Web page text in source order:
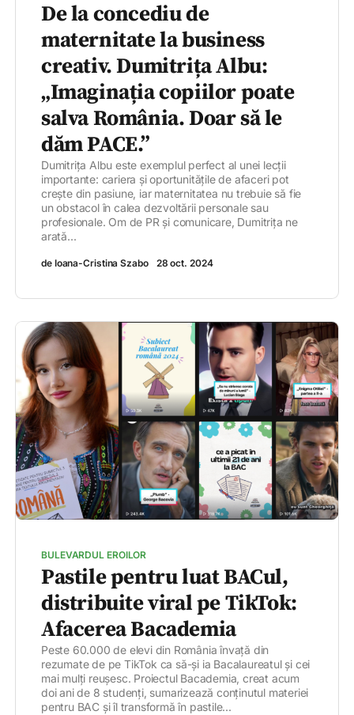
De la concediu de
maternitate la business
creativ. Dumitrița Albu:
„Imaginația copiilor poate
salva România. Doar să le
dăm PACE.”
Dumitrița Albu este exemplul perfect al unei lecții
importante: cariera și oportunitățile de afaceri pot
crește din pasiune, iar maternitatea nu trebuie să fie
un obstacol în calea dezvoltării personale sau
profesionale. Om de PR și comunicare, Dumitrița ne
arată...
de Ioana-Cristina Szabo 28 oct. 2024
BULEVARDUL EROILOR
Pastile pentru luat BACul,
distribuite viral pe TikTok:
Afacerea Bacademia
Peste 60.000 de elevi din România învață din
rezumate de pe TikTok ca să-și ia Bacalaureatul și cei
mai mulți reușesc. Proiectul Bacademia, creat acum
doi ani de 8 studenți, sumarizează conținutul materiei
pentru BAC și îl transformă în pastile...